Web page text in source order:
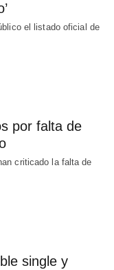
el listado oficial de
por falta de
criticado la falta de
single y